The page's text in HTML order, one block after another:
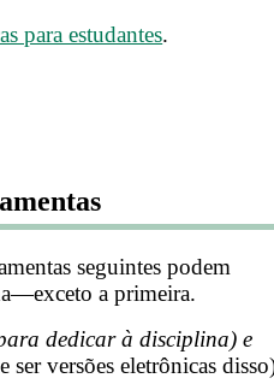
para estudantes.
seguintes podem
a primeira.
dedicar à disciplina) e
ser versões eletrônicas